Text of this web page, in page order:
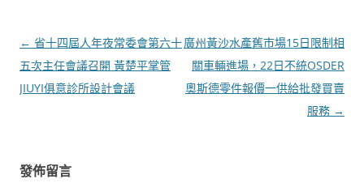
文
章
導
← 省十四屆人年夜常委會第六十
五次主任會議召開 黃楚平掌管
JIUYI俱意診所設計會議
廣州黃沙水產舊市場15日限制相
關車輛進場，22日不統OSDER
奧斯德零件報價一供給批發買賣
服務 →
發佈留言